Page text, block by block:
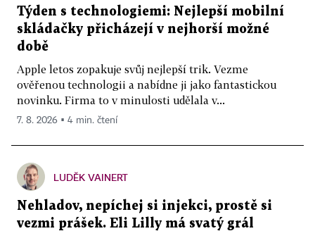
Týden s technologiemi: Nejlepší mobilní
skládačky přicházejí v nejhorší možné
době
Apple letos zopakuje svůj nejlepší trik. Vezme
ověřenou technologii a nabídne ji jako fantastickou
novinku. Firma to v minulosti udělala v...
7. 8. 2026 ▪ 4 min. čtení
LUDĚK VAINERT
Nehladov, nepíchej si injekci, prostě si
vezmi prášek. Eli Lilly má svatý grál